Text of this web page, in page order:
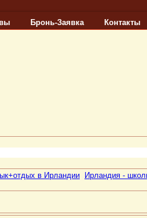
Бронь-Заявка Контакты
в Ирландии Ирландия -